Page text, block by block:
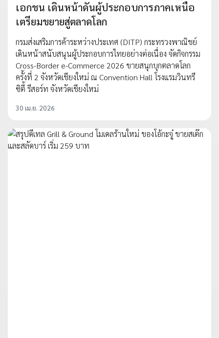
เอกชน เดินหน้าดันผู้ประกอบการภาคเหนือ
เตรียมขยายสู่ตลาดโลก
กรมส่งเสริมการค้าระหว่างประเทศ (DITP) กระทรวงพาณิชย์
เดินหน้าสนับสนุนผู้ประกอบการไทยอย่างต่อเนื่อง จัดกิจกรรม
Cross-Border e-Commerce 2026 ขายสนุกบุกตลาดโลก
ครั้งที่ 2 จังหวัดเชียงใหม่ ณ Convention Hall โรงแรมวินทรี
ซิตี้ รีสอร์ท จังหวัดเชียงใหม่
30 เม.ย. 2026